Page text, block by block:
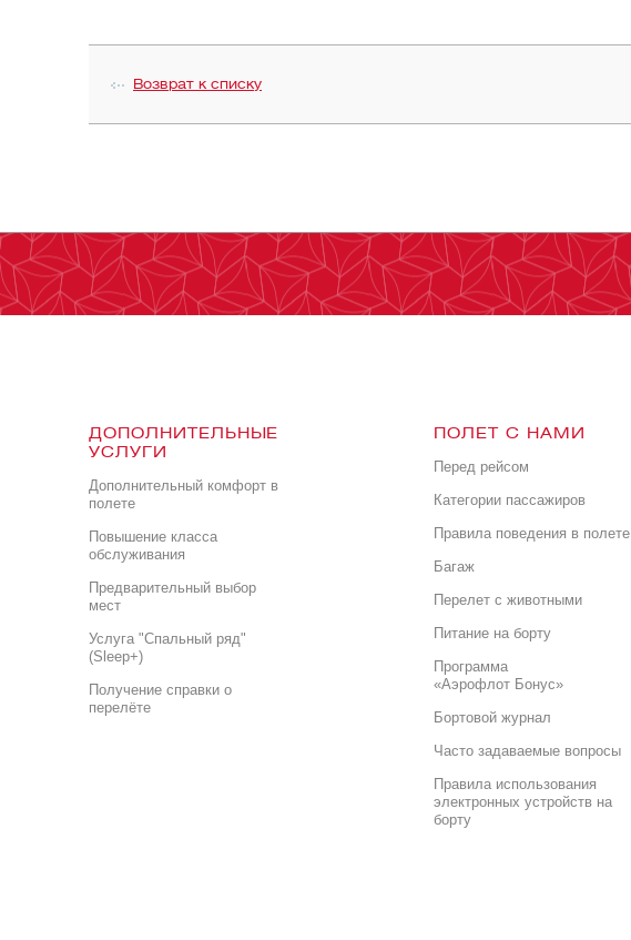
Возврат к списку
ДОПОЛНИТЕЛЬНЫЕ
УСЛУГИ
Дополнительный комфорт в
полете
Повышение класса
обслуживания
Предварительный выбор
мест
Услуга "Спальный ряд"
(Sleep+)
Получение справки о
перелёте
ПОЛЕТ С НАМИ
Перед рейсом
Категории пассажиров
Правила поведения в полете
Багаж
Перелет с животными
Питание на борту
Программа
«Аэрофлот Бонус»
Бортовой журнал
Часто задаваемые вопросы
Правила использования
электронных устройств на
борту